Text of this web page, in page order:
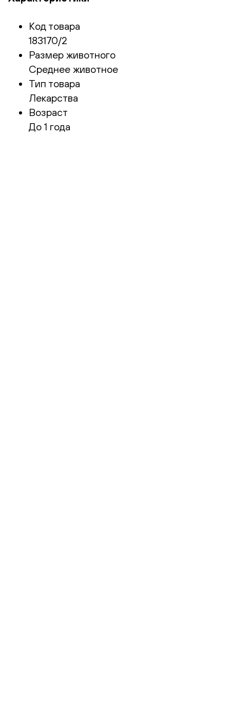
Код товара
183170/2
Размер животного
Среднее животное
Тип товара
Лекарства
Возраст
До 1 года